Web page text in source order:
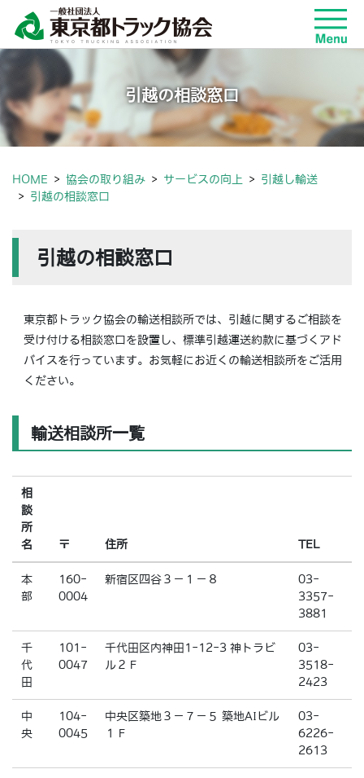
引越の相談窓口
HOME 協会の取り組み サービスの向上
引越し輸送
引越の相談窓口
引越の相談窓口
東京都トラック協会の輸送相談所では、引越に関するご相談を
受け付ける相談窓口を設置し、標準引越運送約款に基づくアド
バイスを行っています。お気軽にお近くの輸送相談所をご活用
ください。
輸送相談所一覧
相
談
所
名
〒 住所 TEL
本
部
160-
0004
新宿区四谷３－１－８
03-
3357-
3881
千
代
田
101-
0047
千代田区内神田1-12-3 神トラビ
ル２Ｆ
03-
3518-
2423
中
央
104-
0045
中央区築地３－７－５ 築地AIビル
１Ｆ
03-
6226-
2613